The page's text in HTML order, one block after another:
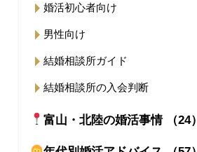
婚活初心者向け
男性向け
結婚相談所ガイド
結婚相談所の入会判断
富山・北陸の婚活事情 （24）